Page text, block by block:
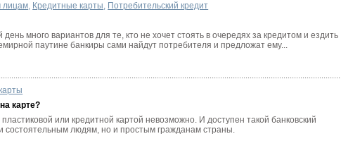
лицам, Кредитные карты, Потребительский кредит
много вариантов для те, кто не хочет стоять в очередях за кредитом и ездить
паутине банкиры сами найдут потребителя и предложат ему...
карте?
или кредитной картой невозможно. И доступен такой банковский
состоятельным людям, но и простым гражданам страны.